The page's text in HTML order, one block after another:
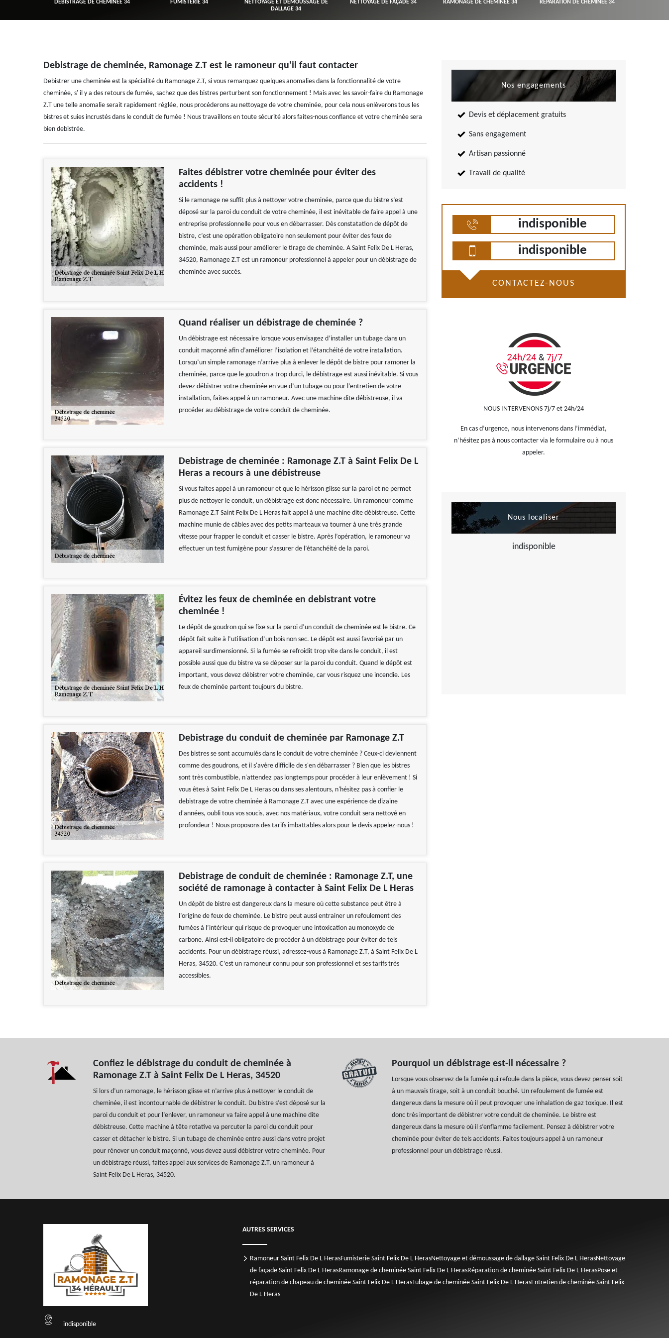
DÉBISTRAGE DE CHEMINÉE 34 FUMISTERIE 34
NETTOYAGE ET DÉMOUSSAGE DE
DALLAGE 34
NETTOYAGE DE FAÇADE 34 RAMONAGE DE CHEMINÉE 34 RÉPARATION DE CHEMINÉE 34
Debistrage de cheminée, Ramonage Z.T est le ramoneur qu'il faut contacter
Debistrer une cheminée est la spécialité du Ramonage Z.T, si vous remarquez quelques anomalies dans la fonctionnalité de votre
cheminée, s' il y a des retours de fumée, sachez que des bistres perturbent son fonctionnement ! Mais avec les savoir-faire du Ramonage
Z.T une telle anomalie serait rapidement réglée, nous procéderons au nettoyage de votre cheminée, pour cela nous enlèverons tous les
bistres et suies incrustés dans le conduit de fumée ! Nous travaillons en toute sécurité alors faites-nous confiance et votre cheminée sera
bien debistrée.
Faites débistrer votre cheminée pour éviter des
accidents !
Si le ramonage ne suffit plus à nettoyer votre cheminée, parce que du bistre s’est
déposé sur la paroi du conduit de votre cheminée, il est inévitable de faire appel à une
entreprise professionnelle pour vous en débarrasser. Dès constatation de dépôt de
bistre, c’est une opération obligatoire non seulement pour éviter des feux de
cheminée, mais aussi pour améliorer le tirage de cheminée. A Saint Felix De L Heras,
34520, Ramonage Z.T est un ramoneur professionnel à appeler pour un débistrage de
cheminée avec succès.
Quand réaliser un débistrage de cheminée ?
Un débistrage est nécessaire lorsque vous envisagez d’installer un tubage dans un
conduit maçonné afin d’améliorer l’isolation et l’étanchéité de votre installation.
Lorsqu’un simple ramonage n’arrive plus à enlever le dépôt de bistre pour ramoner la
cheminée, parce que le goudron a trop durci, le débistrage est aussi inévitable. Si vous
devez débistrer votre cheminée en vue d’un tubage ou pour l’entretien de votre
installation, faites appel à un ramoneur. Avec une machine dite débistreuse, il va
procéder au débistrage de votre conduit de cheminée.
Debistrage de cheminée : Ramonage Z.T à Saint Felix De L
Heras a recours à une débistreuse
Si vous faites appel à un ramoneur et que le hérisson glisse sur la paroi et ne permet
plus de nettoyer le conduit, un débistrage est donc nécessaire. Un ramoneur comme
Ramonage Z.T Saint Felix De L Heras fait appel à une machine dite débistreuse. Cette
machine munie de câbles avec des petits marteaux va tourner à une très grande
vitesse pour frapper le conduit et casser le bistre. Après l’opération, le ramoneur va
effectuer un test fumigène pour s’assurer de l’étanchéité de la paroi.
Évitez les feux de cheminée en debistrant votre
cheminée !
Le dépôt de goudron qui se fixe sur la paroi d’un conduit de cheminée est le bistre. Ce
dépôt fait suite à l’utilisation d’un bois non sec. Le dépôt est aussi favorisé par un
appareil surdimensionné. Si la fumée se refroidit trop vite dans le conduit, il est
possible aussi que du bistre va se déposer sur la paroi du conduit. Quand le dépôt est
important, vous devez débistrer votre cheminée, car vous risquez une incendie. Les
feux de cheminée partent toujours du bistre.
Debistrage du conduit de cheminée par Ramonage Z.T
Des bistres se sont accumulés dans le conduit de votre cheminée ? Ceux-ci deviennent
comme des goudrons, et il s'avère difficile de s'en débarrasser ? Bien que les bistres
sont très combustible, n'attendez pas longtemps pour procéder à leur enlèvement ! Si
vous êtes à Saint Felix De L Heras ou dans ses alentours, n'hésitez pas à confier le
debistrage de votre cheminée à Ramonage Z.T avec une expérience de dizaine
d'années, oubli tous vos soucis, avec nos matériaux, votre conduit sera nettoyé en
profondeur ! Nous proposons des tarifs imbattables alors pour le devis appelez-nous !
Debistrage de conduit de cheminée : Ramonage Z.T, une
société de ramonage à contacter à Saint Felix De L Heras
Un dépôt de bistre est dangereux dans la mesure où cette substance peut être à
l’origine de feux de cheminée. Le bistre peut aussi entrainer un refoulement des
fumées à l’intérieur qui risque de provoquer une intoxication au monoxyde de
carbone. Ainsi est-il obligatoire de procéder à un débistrage pour éviter de tels
accidents. Pour un débistrage réussi, adressez-vous à Ramonage Z.T, à Saint Felix De L
Heras, 34520. C’est un ramoneur connu pour son professionnel et ses tarifs très
accessibles.
Nos engagements
Devis et déplacement gratuits
Sans engagement
Artisan passionné
Travail de qualité
indisponible
indisponible
CONTACTEZ-NOUS
NOUS INTERVENONS 7j/7 et 24h/24
En cas d’urgence, nous intervenons dans l’immédiat,
n’hésitez pas à nous contacter via le formulaire ou à nous
appeler.
Nous localiser
indisponible
Confiez le débistrage du conduit de cheminée à
Ramonage Z.T à Saint Felix De L Heras, 34520
Si lors d’un ramonage, le hérisson glisse et n’arrive plus à nettoyer le conduit de
cheminée, il est incontournable de débistrer le conduit. Du bistre s’est déposé sur la
paroi du conduit et pour l’enlever, un ramoneur va faire appel à une machine dite
débistreuse. Cette machine à tête rotative va percuter la paroi du conduit pour
casser et détacher le bistre. Si un tubage de cheminée entre aussi dans votre projet
pour rénover un conduit maçonné, vous devez aussi débistrer votre cheminée. Pour
un débistrage réussi, faites appel aux services de Ramonage Z.T, un ramoneur à
Saint Felix De L Heras, 34520.
Pourquoi un débistrage est-il nécessaire ?
Lorsque vous observez de la fumée qui refoule dans la pièce, vous devez penser soit
à un mauvais tirage, soit à un conduit bouché. Un refoulement de fumée est
dangereux dans la mesure où il peut provoquer une inhalation de gaz toxique. Il est
donc très important de débistrer votre conduit de cheminée. Le bistre est
dangereux dans la mesure où il s‘enflamme facilement. Pensez à débistrer votre
cheminée pour éviter de tels accidents. Faites toujours appel à un ramoneur
professionnel pour un débistrage réussi.
indisponible
AUTRES SERVICES
Ramoneur Saint Felix De L HerasFumisterie Saint Felix De L HerasNettoyage et démoussage de dallage Saint Felix De L HerasNettoyage
de façade Saint Felix De L HerasRamonage de cheminée Saint Felix De L HerasRéparation de cheminée Saint Felix De L HerasPose et
réparation de chapeau de cheminée Saint Felix De L HerasTubage de cheminée Saint Felix De L HerasEntretien de cheminée Saint Felix
De L Heras